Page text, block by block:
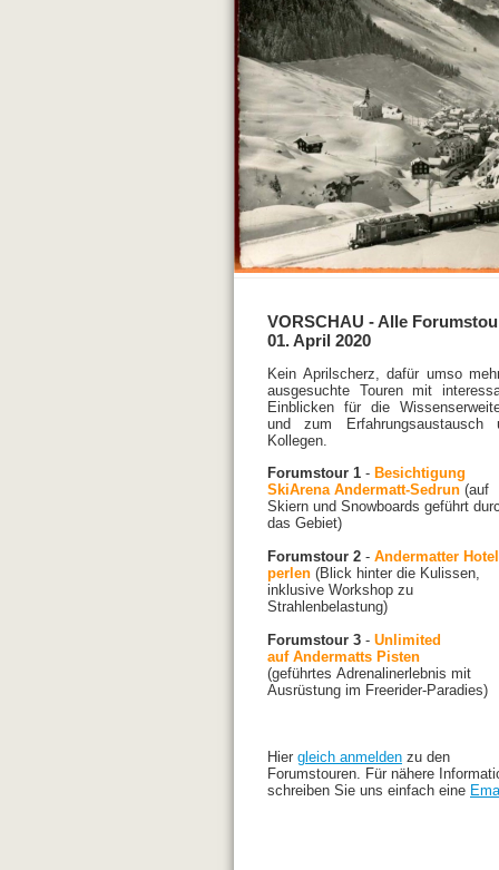
VORSCHAU - Alle
01. April 2020
Kein Aprilscherz, dafür umso
ausgesuchte Touren mit
Einblicken für die
und zum Erfahrungsaustausch
Kollegen.
Forumstour 1 - Besichtigung
SkiArena Andermatt-Sedrun (auf
Skiern und Snowboards geführt
das Gebiet)
Forumstour 2 - Andermatter
perlen (Blick hinter die Kulissen,
inklusive Workshop zu
Strahlenbelastung)
Forumstour 3 - Unlimited
auf Andermatts Pisten
(geführtes Adrenalinerlebnis mit
Ausrüstung im Freerider-Paradies)
Hier gleich anmelden zu den
Forumstouren. Für nähere
schreiben Sie uns einfach eine